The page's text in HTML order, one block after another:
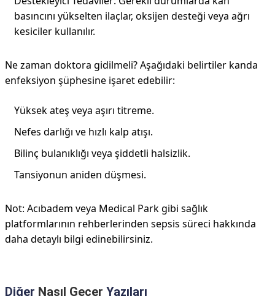
basıncını yükselten ilaçlar, oksijen desteği veya ağrı
kesiciler kullanılır.
Ne zaman doktora gidilmeli? Aşağıdaki belirtiler kanda
enfeksiyon şüphesine işaret edebilir:
Yüksek ateş veya aşırı titreme.
Nefes darlığı ve hızlı kalp atışı.
Bilinç bulanıklığı veya şiddetli halsizlik.
Tansiyonun aniden düşmesi.
Not: Acıbadem veya Medical Park gibi sağlık
platformlarının rehberlerinden sepsis süreci hakkında
daha detaylı bilgi edinebilirsiniz.
Diğer Nasıl Geçer Yazıları